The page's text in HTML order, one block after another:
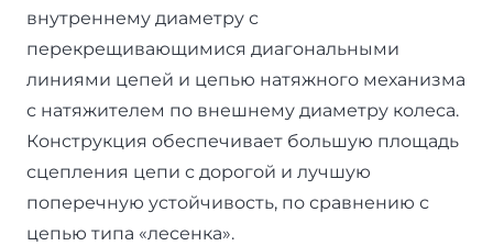
внутреннему диаметру с
перекрещивающимися диагональными
линиями цепей и цепью натяжного механизма
с натяжителем по внешнему диаметру колеса.
Конструкция обеспечивает большую площадь
сцепления цепи с дорогой и лучшую
поперечную устойчивость, по сравнению с
цепью типа «лесенка».